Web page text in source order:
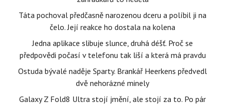
Táta pochoval předčasně narozenou dceru a políbil ji na
čelo. Její reakce ho dostala na kolena
Jedna aplikace slibuje slunce, druhá déšť. Proč se
předpovědi počasí v telefonu tak liší a která má pravdu
Ostuda bývalé naděje Sparty. Brankář Heerkens předvedl
dvě nehorázné minely
Galaxy Z Fold8 Ultra stojí jmění, ale stojí za to. Po pár